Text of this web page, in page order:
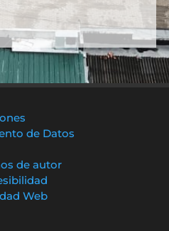
de Datos
de autor
Web